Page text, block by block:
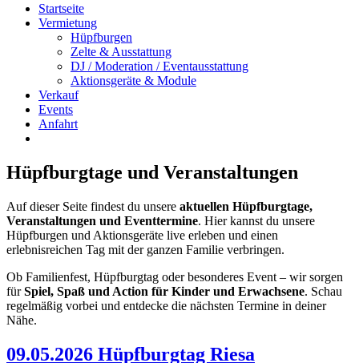
Startseite
Vermietung
Hüpfburgen
Zelte & Ausstattung
DJ / Moderation / Eventausstattung
Aktionsgeräte & Module
Verkauf
Events
Anfahrt
Hüpfburgtage und Veranstaltungen
Auf dieser Seite findest du unsere aktuellen Hüpfburgtage,
Veranstaltungen und Eventtermine. Hier kannst du unsere
Hüpfburgen und Aktionsgeräte live erleben und einen
erlebnisreichen Tag mit der ganzen Familie verbringen.
Ob Familienfest, Hüpfburgtag oder besonderes Event – wir sorgen
fürSpiel, Spaß und Action für Kinder und Erwachsene. Schau
regelmäßig vorbei und entdecke die nächsten Termine in deiner
Nähe.
09.05.2026 Hüpfburgtag Riesa